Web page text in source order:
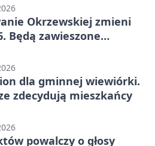
Okrzewskiej zmieni
Będą zawieszone
dla gminnej wiewiórki.
zdecydują mieszkańcy
powalczy o głosy